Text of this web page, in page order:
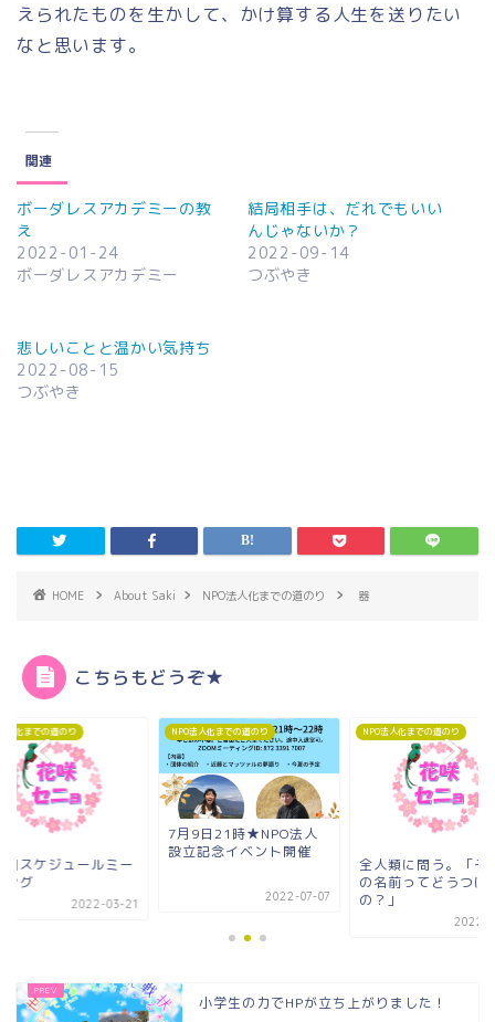
えられたものを生かして、かけ算する人生を送りたい
なと思います。
関連
ボーダレスアカデミーの教
え
2022-01-24
ボーダレスアカデミー
結局相手は、だれでもいい
んじゃないか？
2022-09-14
つぶやき
悲しいことと温かい気持ち
2022-08-15
つぶやき
HOME About Saki NPO法人化までの道のり 器
こちらもどうぞ★
人化までの道のり
回スケジュールミー
ング
2022-03-21
NPO法人化までの道のり
7月9日21時★NPO法人
設立記念イベント開催
2022-07-07
NPO法人化までの道のり
全人類に問う。「子
の名前ってどうつけ
の？」
2022-
小学生の力でHPが立ち上がりました！